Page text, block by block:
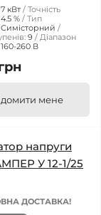
7 кВт
Точність
4.5 %
Тип
Симісторний
9
Діапазон
160-260 В
мене
напруги
У 12-1/25
ДОСТАВКА!